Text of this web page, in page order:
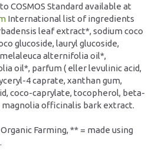
COSMOS Standard available at
International list of ingredients
leaf extract*, sodium coco
glucoside, lauryl glucoside,
alternifolia oil*,
oil*, parfum ( eller levulinic acid,
4 caprate, xanthan gum,
coco-caprylate, tocopherol, beta-
officinalis bark extract.
Farming, ** = made using